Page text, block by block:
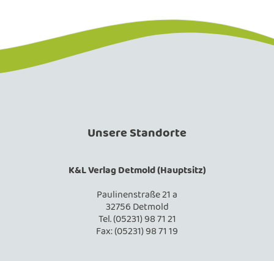
Unsere Standorte
K&L Verlag Detmold (Hauptsitz)
Paulinenstraße 21 a
32756 Detmold
Tel. (05231) 98 71 21
Fax: (05231) 98 71 19